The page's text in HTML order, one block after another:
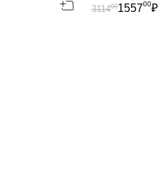
155700₽
311400